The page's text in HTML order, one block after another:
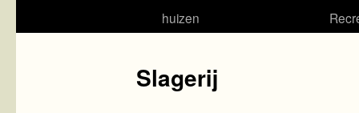
huizen
Slagerij